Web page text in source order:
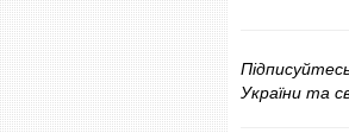
України та